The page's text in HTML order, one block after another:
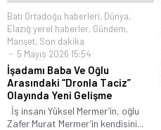
Batı Ortadoğu haberleri, Dünya,
Elazığ yerel haberler, Gündem,
Manşet, Son dakika
5 Mayıs 2026 15:54
İşadamı Baba Ve Oğlu
Arasındaki “Dronla Taciz”
Olayında Yeni Gelişme
İş insanı Yüksel Mermer’in, oğlu
Zafer Murat Mermer’in kendisini...